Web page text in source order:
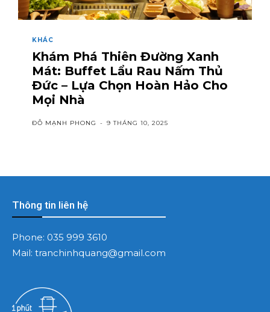
KHÁC
Khám Phá Thiên Đường Xanh
Mát: Buffet Lẩu Rau Nấm Thủ
Đức – Lựa Chọn Hoàn Hảo Cho
Mọi Nhà
ĐỖ MẠNH PHONG - 9 THÁNG 10, 2025
Thông tin liên hệ
Phone: 035 999 3610
Mail: tranchinhquang@gmail.com